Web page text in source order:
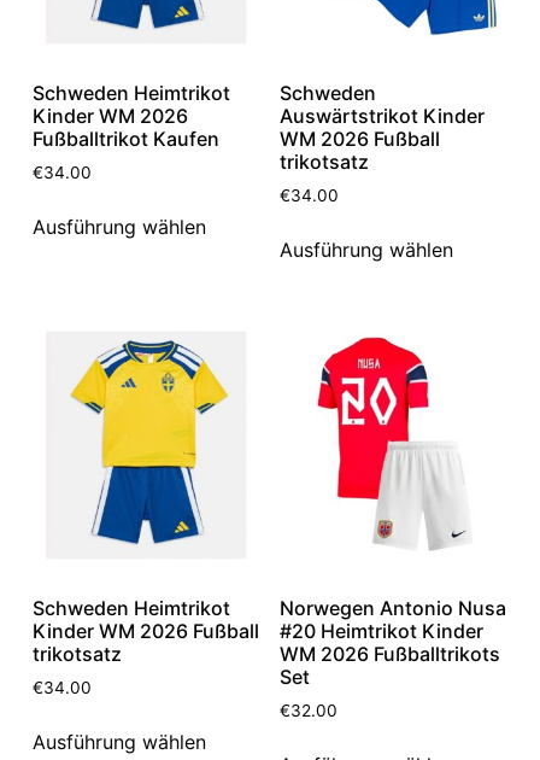
Schweden Heimtrikot
Kinder WM 2026
Fußballtrikot Kaufen
€34.00
Ausführung wählen
Schweden
Auswärtstrikot Kinder
WM 2026 Fußball
trikotsatz
€34.00
Ausführung wählen
Schweden Heimtrikot
Kinder WM 2026 Fußball
trikotsatz
€34.00
Ausführung wählen
Norwegen Antonio Nusa
#20 Heimtrikot Kinder
WM 2026 Fußballtrikots
Set
€32.00